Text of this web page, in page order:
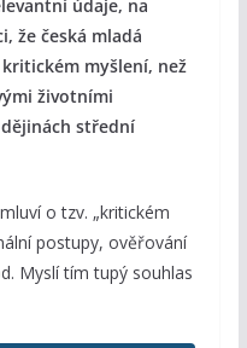
údaje, na
že česká mladá
myšlení, než
životními
střední
o tzv. „kritickém
postupy, ověřování
Myslí tím tupý souhlas